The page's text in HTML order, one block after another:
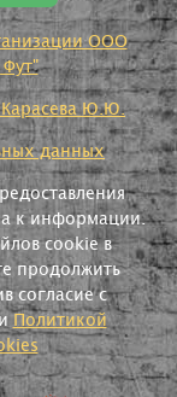
ООО
Фут"
Карасева Ю.Ю.
данных
к информации.
cookie в
продолжить
согласие с
Политикой